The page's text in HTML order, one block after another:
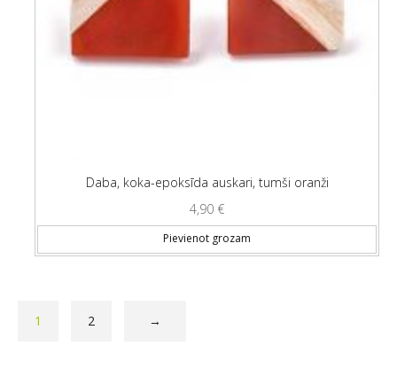
Daba, koka-epoksīda auskari, tumši oranži
4,90 €
Pievienot grozam
1 2 →